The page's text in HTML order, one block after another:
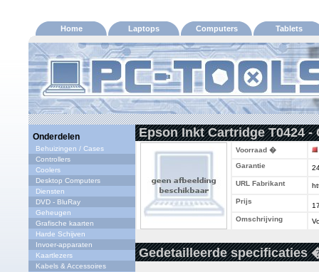
Home Laptops Computers Tablets
Onderdelen
Behuizingen / Cases
Controllers
Coolers
Desktop Computers
Diensten
DVD - BluRay
Geheugen
Grafische kaarten
Harde Schijven
Invoer-apparaten
Kaartlezers
Kabels & Accessoires
Epson Inkt Cartridge T0424 -
Voorraad �
Garantie
URL Fabrikant
Prijs
Omschrijving
Gedetailleerde specificaties